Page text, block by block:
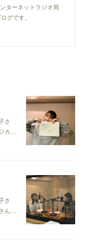
ターネットラジオ局
グです。
さ
カ…
さ
ん…